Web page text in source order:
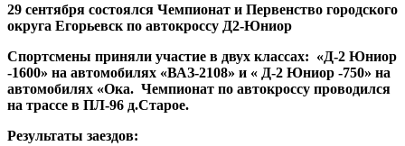
29 сентября состоялся Чемпионат и Первенство городского
округа Егорьевск по автокроссу Д2-Юниор
Спортсмены приняли участие в двух классах: «Д-2 Юниор
-1600» на автомобилях «ВАЗ-2108» и « Д-2 Юниор -750» на
автомобилях «Ока. Чемпионат по автокроссу проводился
на трассе в ПЛ-96 д.Старое.
Результаты заездов: